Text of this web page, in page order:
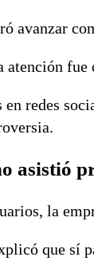
avanzar
atención
redes
asistió
la
que